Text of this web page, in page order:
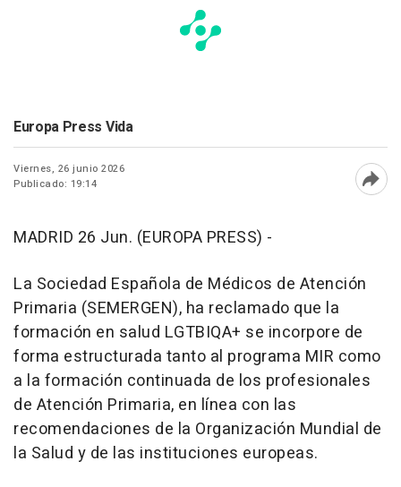
Europa Press Vida
Viernes, 26 junio 2026
Publicado: 19:14
MADRID 26 Jun. (EUROPA PRESS) -
La Sociedad Española de Médicos de Atención
Primaria (SEMERGEN), ha reclamado que la
formación en salud LGTBIQA+ se incorpore de
forma estructurada tanto al programa MIR como
a la formación continuada de los profesionales
de Atención Primaria, en línea con las
recomendaciones de la Organización Mundial de
la Salud y de las instituciones europeas.